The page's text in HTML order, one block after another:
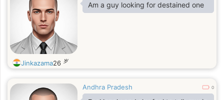
Am a guy looking for destained one
Jinkazama26 岁
Andhra Pradesh 0